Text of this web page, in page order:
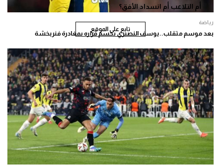
أم التلاعب أم انسداد الأفق؟
تابع على الموقع
رياضة
بعد موسم متقلب..يوسف النصيري يحسم قراره بمغادرة فنربخشة